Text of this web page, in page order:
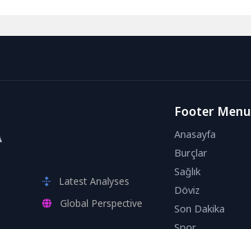
Latest Analyses
Global Perspective
Footer Menu
Anasayfa
Burçlar
Sağlık
Döviz
Son Dakika